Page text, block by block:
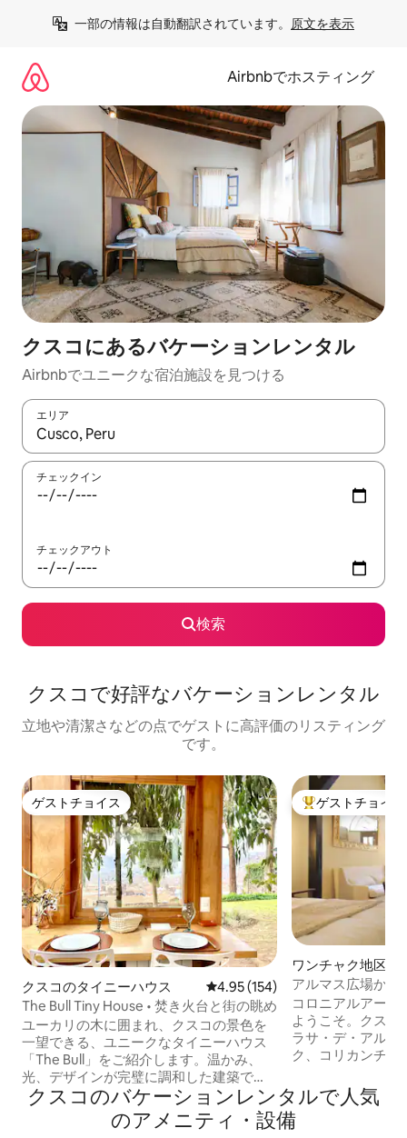
一部の情報は自動翻訳されています。 原文を表示
Airbnbでホスティング
クスコにあるバケーションレンタル
Airbnbでユニークな宿泊施設を見つける
エリア
検索結果が表示されたら、上下の矢印キーを使って移動するか
チェックイン
チェックアウト
検索
クスコで好評なバケーションレンタル
立地や清潔さなどの点でゲストに高評価のリスティング
です。
ゲストチョイス
ゲストチョイス
クスコのタイニーハウス レビュー154件、5つ星中4.95つ
4.95 (154)
The Bull Tiny House • 焚き火台と街の眺め
ユーカリの木に囲まれ、クスコの景色を
一望できる、ユニークなタイニーハウス
「The Bull」をご紹介します。温かみ、
光、デザインが完璧に調和した建築で
す。下界の街が光り輝く中、暖炉のそば
で静かな夜を過ごしたり、ガラス天井の
シャワールームで天空とのつながりを感
大好評のゲスト
ゲストチョイス
ワンチャク地区の
アルマス広場から
ト
コロニアルアーチ
ようこそ。クスコ
ラサ・デ・アルマ
ク、コリカンチャ
を体験できるよう
ロフトには、クイ
リビングルーム、
クスコのバケーションレンタルで人気
のアメニティ・設備